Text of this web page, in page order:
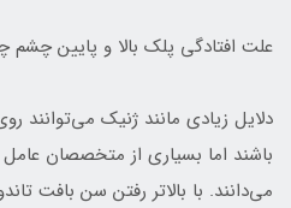
علت افتادگی پلک بالا و پایین
دلایل زیادی مانند ژنیک می‌توانند
باشند اما بسیاری از متخصصان
می‌دانند. با بالاتر رفتن سن بافت